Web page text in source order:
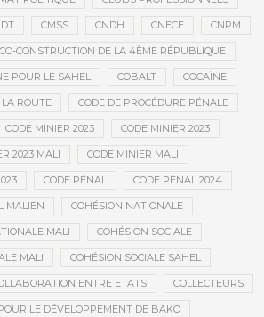
CMSS CNDH CNECE CNPM
CO-CONSTRUCTION DE LA 4ÈME RÉPUBLIQUE
POUR LE SAHEL COBALT COCAÏNE
LA ROUTE CODE DE PROCÉDURE PÉNALE
CODE MINIER 2023 CODE MINIER 2023
2023 MALI CODE MINIER MALI
CODE PÉNAL CODE PÉNAL 2024
MALIEN COHÉSION NATIONALE
MALI COHÉSION SOCIALE
MALI COHÉSION SOCIALE SAHEL
ENTRE ETATS COLLECTEURS
LE DÉVELOPPEMENT DE BAKO